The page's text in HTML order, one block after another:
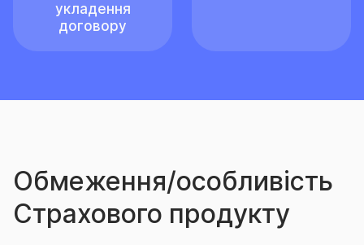
укладення
договору
Обмеження/особливість
Страхового продукту